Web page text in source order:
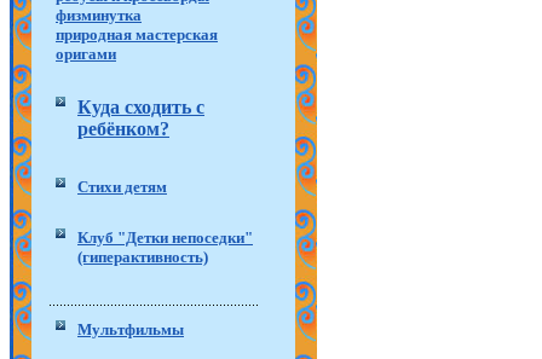
физминутка
природная мастерская
оригами
Куда сходить с
ребёнком?
Стихи детям
Клуб "Детки непоседки"
(гиперактивность)
Мультфильмы